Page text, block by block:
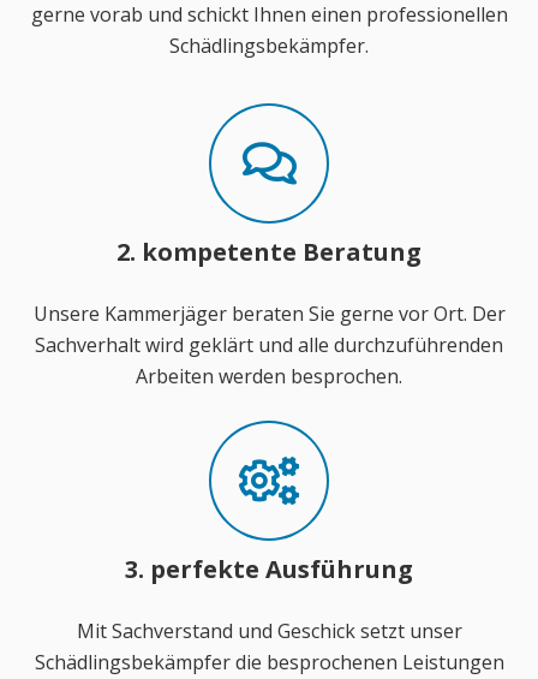
gerne vorab und schickt Ihnen einen professionellen
Schädlingsbekämpfer.
2. kompetente Beratung
Unsere Kammerjäger beraten Sie gerne vor Ort. Der
Sachverhalt wird geklärt und alle durchzuführenden
Arbeiten werden besprochen.
3. perfekte Ausführung
Mit Sachverstand und Geschick setzt unser
Schädlingsbekämpfer die besprochenen Leistungen